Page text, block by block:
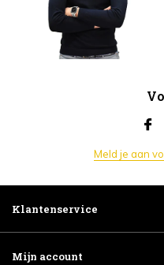
Meld je aan
Klantenservice
Mijn account